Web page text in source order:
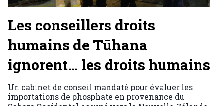
Les conseillers droits
humains de Tūhana
ignorent… les droits humains
Un cabinet de conseil mandaté pour évaluer les
importations de phosphate en provenance du